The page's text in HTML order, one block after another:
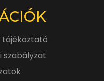
tájékoztató
szabályzat